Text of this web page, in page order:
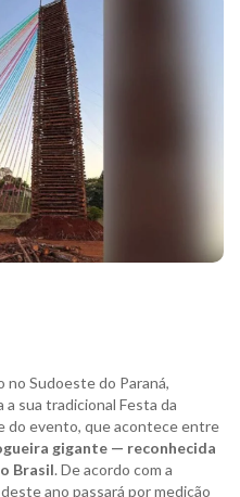
no Sudoeste do Paraná,
a sua tradicional Festa da
do evento, que acontece entre
gigante — reconhecida
Brasil. De acordo com a
ano passará por medição